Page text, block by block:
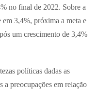
no final de 2022. Sobre a
3,4%, próxima a meta e
um crescimento de 3,4%
políticas dadas as
a preocupações em relação